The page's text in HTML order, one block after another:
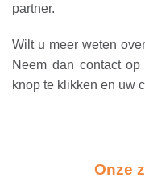
partner.
Wilt u meer weten
Neem dan contact
knop te klikken en uw
Onze